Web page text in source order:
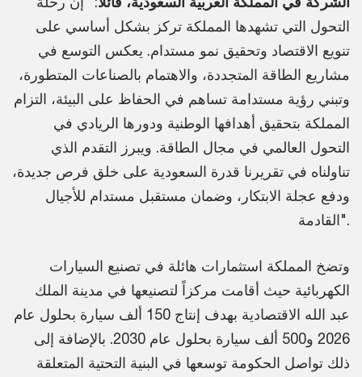
التحول التي تشهدها المملكة تركز بشكل أساسي على
تنويع الاقتصاد وتحقيق نمو مستدام. يعكس التوسع في
مشاريع الطاقة المتجددة، والاهتمام بالصناعات المتطورة،
وتبني رؤية مستدامة تساهم في الحفاظ على البيئة، التزام
المملكة بتحقيق أهدافها الوطنية ودورها الريادي في
التحول العالمي في مجال الطاقة. ويبرز التقدم الذي
تناولناه في تقريرنا قدرة السعودية على خلق فرص جديدة،
ودفع عجلة الابتكار، وضمان مستقبل مستدام للأجيال
القادمة".
وتضخ المملكة استثمارات هائلة في تصنيع السيارات
الكهربائية حيث أقامت مركزاً لتصنيعها في مدينة الملك
عبد الله الاقتصادية بهدف إنتاج 150 ألف سيارة بحلول عام
2026 و500 ألف سيارة بحلول عام 2030. بالإضافة إلى
ذلك تواصل الحكومة توسعها في البنية التحتية المتعلقة